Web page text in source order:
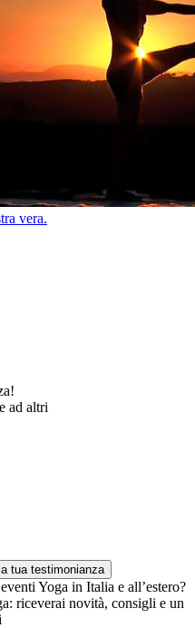
vera.
ad altri
tua testimonianza
Yoga in Italia e all’estero?
riceverai novità, consigli e un